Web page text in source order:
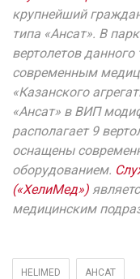
крупнейший
типа «Ансат». В
вертолетов
современным
«Казанского
«Ансат» в ВИП
располагает 9
оснащены
оборудованием.
(«ХелиМед»)
медицинским
HELIMED АНСАТ